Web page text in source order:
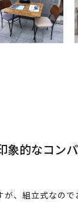
象的なコン
、組立式なので